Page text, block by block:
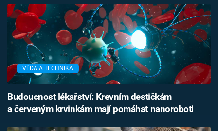
Sledujte nás
VĚDA A TECHNIKA
Budoucnost lékařství: Krevním destičkám
a červeným krvinkám mají pomáhat nanoroboti